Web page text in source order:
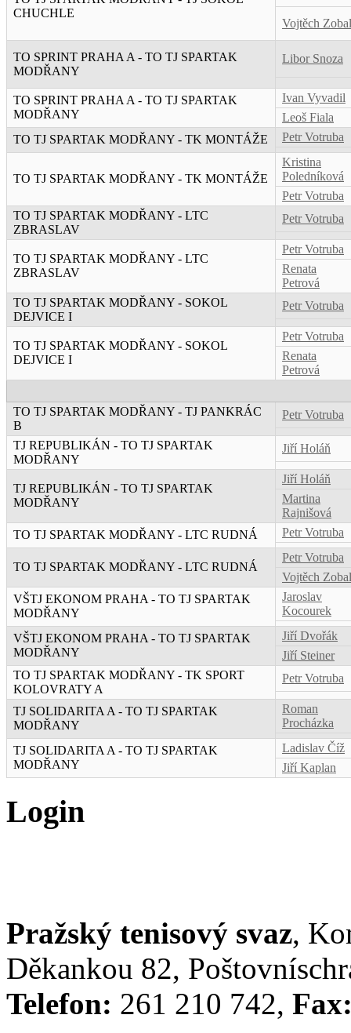
CHUCHLE
Vojtěch Zobal
TO SPRINT PRAHA A - TO TJ SPARTAK
MODŘANY
Libor Snoza
TO SPRINT PRAHA A - TO TJ SPARTAK
MODŘANY
Ivan Vyvadil
Leoš Fiala
TO TJ SPARTAK MODŘANY - TK MONTÁŽE
Petr Votruba
TO TJ SPARTAK MODŘANY - TK MONTÁŽE
Kristina
Poledníková
Petr Votruba
TO TJ SPARTAK MODŘANY - LTC
ZBRASLAV
Petr Votruba
TO TJ SPARTAK MODŘANY - LTC
ZBRASLAV
Petr Votruba
Renata
Petrová
TO TJ SPARTAK MODŘANY - SOKOL
DEJVICE I
Petr Votruba
TO TJ SPARTAK MODŘANY - SOKOL
DEJVICE I
Petr Votruba
Renata
Petrová
TO TJ SPARTAK MODŘANY - TJ PANKRÁC
B
Petr Votruba
TJ REPUBLIKÁN - TO TJ SPARTAK
MODŘANY
Jiří Holáň
TJ REPUBLIKÁN - TO TJ SPARTAK
MODŘANY
Jiří Holáň
Martina
Rajnišová
TO TJ SPARTAK MODŘANY - LTC RUDNÁ
Petr Votruba
TO TJ SPARTAK MODŘANY - LTC RUDNÁ
Petr Votruba
Vojtěch Zobal
VŠTJ EKONOM PRAHA - TO TJ SPARTAK
MODŘANY
Jaroslav
Kocourek
VŠTJ EKONOM PRAHA - TO TJ SPARTAK
MODŘANY
Jiří Dvořák
Jiří Steiner
TO TJ SPARTAK MODŘANY - TK SPORT
KOLOVRATY A
Petr Votruba
TJ SOLIDARITA A - TO TJ SPARTAK
MODŘANY
Roman
Procházka
TJ SOLIDARITA A - TO TJ SPARTAK
MODŘANY
Ladislav Číž
Jiří Kaplan
Login
Pražský tenisový svaz,
Děkankou 82,
Telefon: 261 210 742,